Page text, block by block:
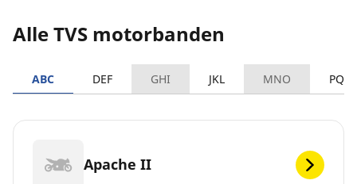
Alle TVS motorbanden
ABC DEF GHI JKL MNO PQRS
Apache II